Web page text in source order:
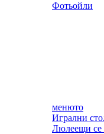
Фотьойли
менюто
Игрални
Люлеещи се